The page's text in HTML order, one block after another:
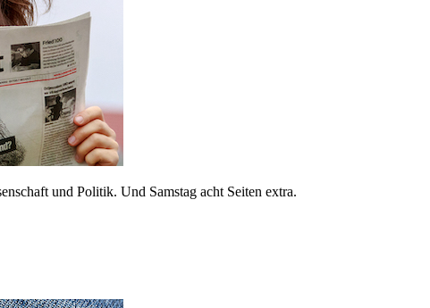
und Politik. Und Samstag acht Seiten extra.